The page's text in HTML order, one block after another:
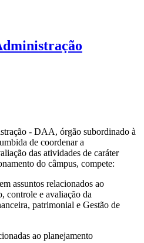
- DAA, órgão subordinado à
de coordenar a
das atividades de caráter
do câmpus, compete:
assuntos relacionados ao
controle e avaliação da
patrimonial e Gestão de
ao planejamento